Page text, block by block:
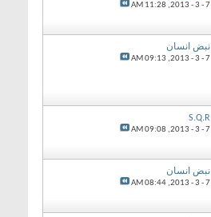
7 - 3 - 2013,
11:28 AM
نبض انسان
7 - 3 - 2013,
09:13 AM
S.Q.R
7 - 3 - 2013,
09:08 AM
نبض انسان
7 - 3 - 2013,
08:44 AM